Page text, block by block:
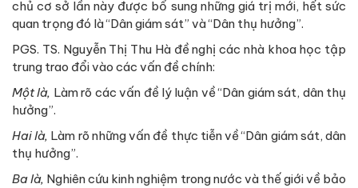
chủ cơ sở lần này được bổ sung những giá trị mới, hết sức
quan trọng đó là “Dân giám sát” và “Dân thụ hưởng”.
PGS. TS. Nguyễn Thị Thu Hà đề nghị các nhà khoa học tập
trung trao đổi vào các vấn đề chính:
Một là, Làm rõ các vấn đề lý luận về “Dân giám sát, dân thụ
hưởng”.
Hai là, Làm rõ những vấn đề thực tiễn về “Dân giám sát, dân
thụ hưởng”.
Ba là, Nghiên cứu kinh nghiệm trong nước và thế giới về bảo